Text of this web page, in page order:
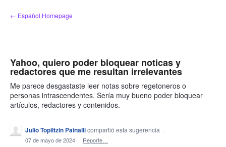
saltar
al
← Español Homepage
Yahoo, quiero poder bloquear noticas y
redactores que me resultan irrelevantes
Me parece desgastaste leer notas sobre regetoneros o
personas intrascendentes. Sería muy bueno poder bloquear
artículos, redactores y contenidos.
Julio Topiltzin Painallicompartió esta sugerencia ·
07 de mayo de 2024 · Reporte…